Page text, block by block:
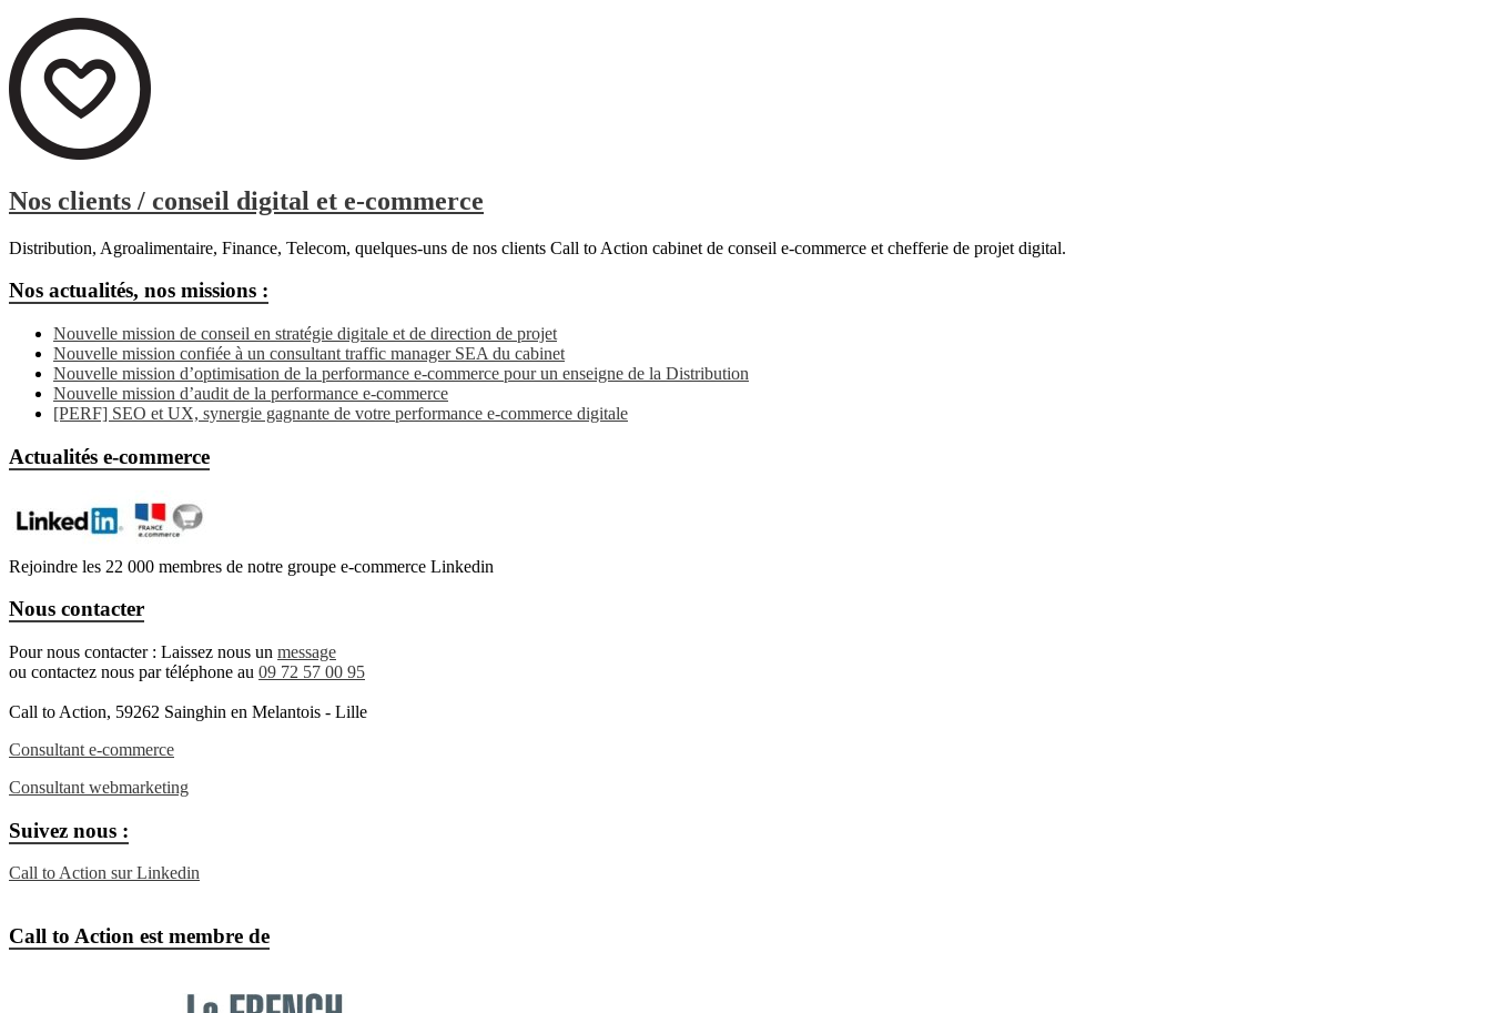
Nos clients / conseil digital et e-commerce
Distribution, Agroalimentaire, Finance, Telecom, quelques-uns de nos clients Call to Action cabinet de conseil e-commerce et chefferie de projet digital.
Nos actualités, nos missions :
Nouvelle mission de conseil en stratégie digitale et de direction de projet
Nouvelle mission confiée à un consultant traffic manager SEA du cabinet
Nouvelle mission d’optimisation de la performance e-commerce pour un enseigne de la Distribution
Nouvelle mission d’audit de la performance e-commerce
[PERF] SEO et UX, synergie gagnante de votre performance e-commerce digitale
Actualités e-commerce
Rejoindre les 22 000 membres de notre groupe e-commerce Linkedin
Nous contacter
Pour nous contacter : Laissez nous un message
ou contactez nous par téléphone au 09 72 57 00 95
Call to Action, 59262 Sainghin en Melantois - Lille
Consultant e-commerce
Consultant webmarketing
Suivez nous :
Call to Action sur Linkedin
Call to Action est membre de